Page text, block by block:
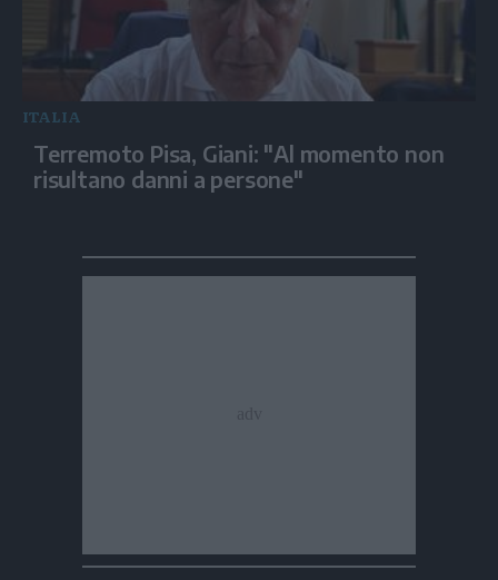
ITALIA
Terremoto Pisa, Giani: "Al momento non
risultano danni a persone"